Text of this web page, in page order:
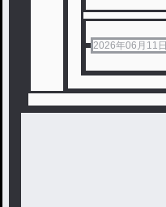
2026年06月11日